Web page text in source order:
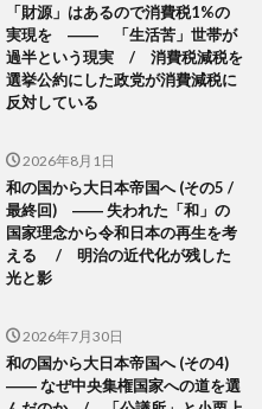
「財源」はあるので消費税1%の
実現を ―― 「生活苦」世帯が
過半という現実 / 消費税減税を
選挙公約にした政党が消費減税に
反対している
2026年8月1日
和の国から大日本帝国へ (その5 /
最終回) ―― 失われた「和」の
国家理念から令和日本の再生を考
える / 明治の近代化が残した
光と影
2026年7月30日
和の国から大日本帝国へ (その4)
―― なぜ中央集権国家への道を選